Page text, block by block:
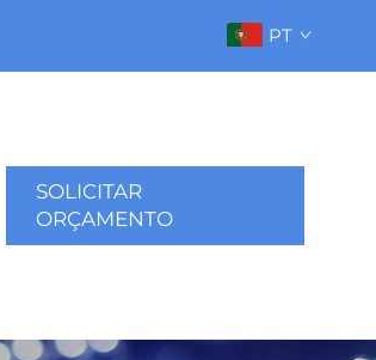
PT
SOLICITAR
ORÇAMENTO